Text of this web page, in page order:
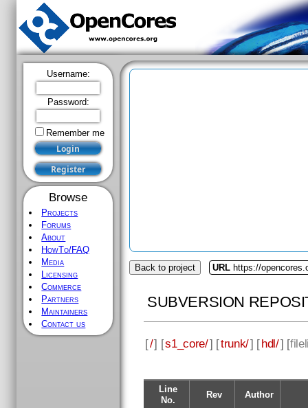
Username:
Password:
Remember me
Browse
Projects
Forums
About
HowTo/FAQ
Media
Licensing
Commerce
Partners
Maintainers
Contact us
Back to project URL https://
SUBVERSION
[/] [s1_core/] [trunk/] [hdl/] [
Line
No.
Rev Author